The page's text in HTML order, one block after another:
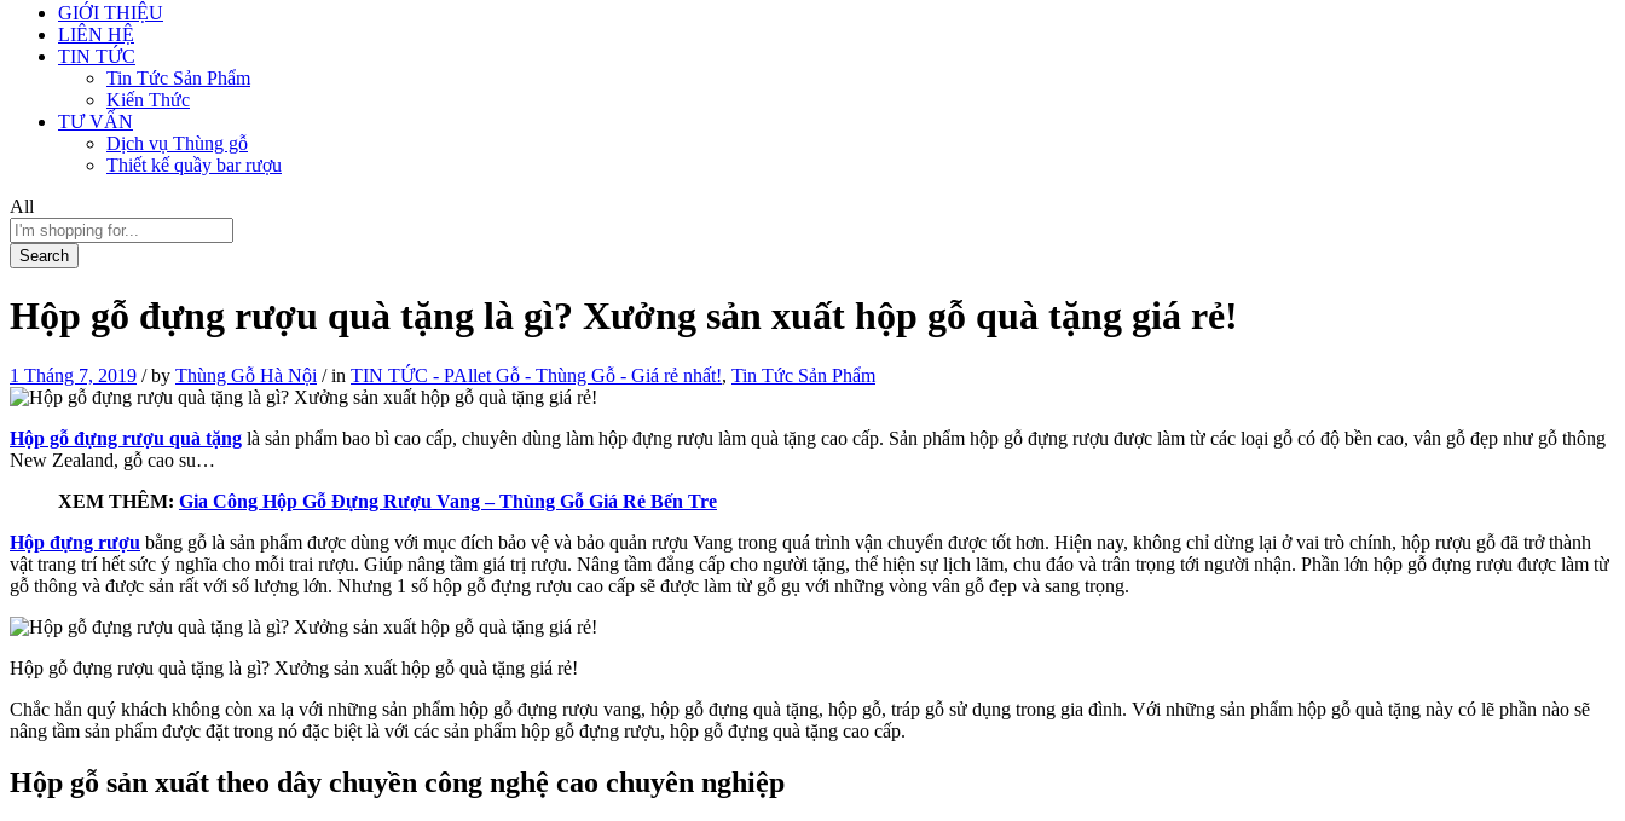
GIỚI THIỆU
LIÊN HỆ
TIN TỨC
Tin Tức Sản Phẩm
Kiến Thức
TƯ VẤN
Dịch vụ Thùng gỗ
Thiết kế quầy bar rượu
All
Search
Hộp gỗ đựng rượu quà tặng là gì? Xưởng sản xuất hộp gỗ quà tặng giá rẻ!
1 Tháng 7, 2019 /by Thùng Gỗ Hà Nội /in TIN TỨC - PAllet Gỗ - Thùng Gỗ - Giá rẻ nhất!, Tin Tức Sản Phẩm
Hộp gỗ đựng rượu quà tặng là sản phẩm bao bì cao cấp, chuyên dùng làm hộp đựng rượu làm quà tặng cao cấp. Sản phẩm hộp gỗ đựng rượu được làm từ các loại gỗ có độ bền cao, vân gỗ đẹp như gỗ thông
New Zealand, gỗ cao su…
XEM THÊM: Gia Công Hộp Gỗ Đựng Rượu Vang – Thùng Gỗ Giá Rẻ Bến Tre
Hộp đựng rượu bằng gỗ là sản phẩm được dùng với mục đích bảo vệ và bảo quản rượu Vang trong quá trình vận chuyển được tốt hơn. Hiện nay, không chỉ dừng lại ở vai trò chính, hộp rượu gỗ đã trở thành
vật trang trí hết sức ý nghĩa cho mỗi trai rượu. Giúp nâng tầm giá trị rượu. Nâng tầm đẳng cấp cho người tặng, thể hiện sự lịch lãm, chu đáo và trân trọng tới người nhận. Phần lớn hộp gỗ đựng rượu được làm từ
gỗ thông và được sản rất với số lượng lớn. Nhưng 1 số hộp gỗ đựng rượu cao cấp sẽ được làm từ gỗ gụ với những vòng vân gỗ đẹp và sang trọng.
Hộp gỗ đựng rượu quà tặng là gì? Xưởng sản xuất hộp gỗ quà tặng giá rẻ!
Chắc hẳn quý khách không còn xa lạ với những sản phẩm hộp gỗ đựng rượu vang, hộp gỗ đựng quà tặng, hộp gỗ, tráp gỗ sử dụng trong gia đình. Với những sản phẩm hộp gỗ quà tặng này có lẽ phần nào sẽ
nâng tầm sản phẩm được đặt trong nó đặc biệt là với các sản phẩm hộp gỗ đựng rượu, hộp gỗ đựng quà tặng cao cấp.
Hộp gỗ sản xuất theo dây chuyền công nghệ cao chuyên nghiệp